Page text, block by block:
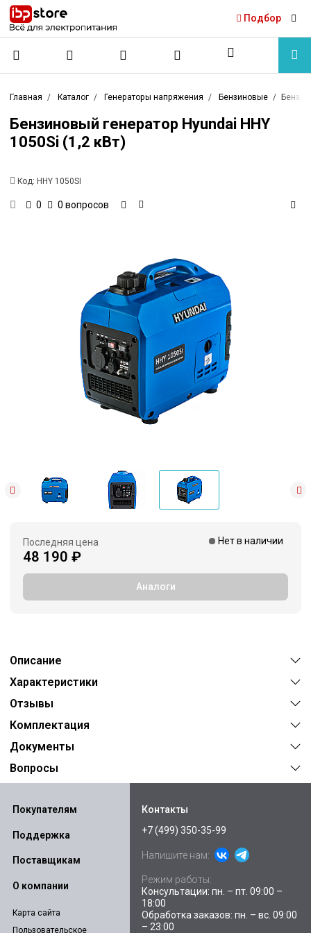
Подбор
Главная Каталог Генераторы напряжения Бензиновые
Бензиновый генератор Hyundai HHY
1050Si (1,2 кВт)
Код: HHY 1050SI
0 0 вопросов
Последняя цена
48 190 ₽
Нет в наличии
Аналоги
Описание
Характеристики
Отзывы
Комплектация
Документы
Вопросы
Покупателям
Поддержка
Поставщикам
О компании
Карта сайта
Пользовательское
Контакты
+7 (499) 350-35-99
Напишите нам:
Режим работы:
Консультации: пн. – пт. 09:00 –
18:00
Обработка заказов: пн. – вс. 09:00
– 23:00